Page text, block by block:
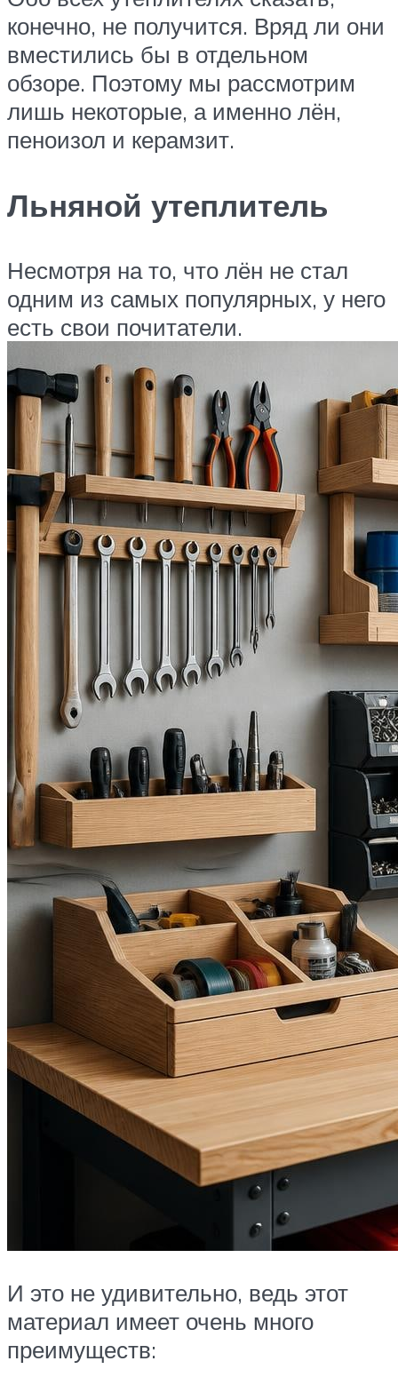
конечно, не получится. Вряд ли они
вместились бы в отдельном
обзоре. Поэтому мы рассмотрим
лишь некоторые, а именно лён,
пеноизол и керамзит.
Льняной утеплитель
Несмотря на то, что лён не стал
одним из самых популярных, у него
есть свои почитатели.
И это не удивительно, ведь этот
материал имеет очень много
преимуществ: